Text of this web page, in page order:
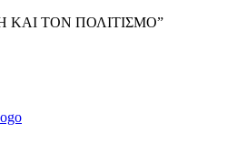
ΚΑΙ ΤΟΝ ΠΟΛΙΤΙΣΜΟ”